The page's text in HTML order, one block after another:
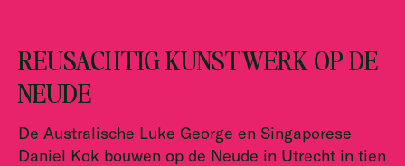
REUSACHTIG KUNSTWERK OP DE
NEUDE
De Australische Luke George en Singaporese
Daniel Kok bouwen op de Neude in Utrecht in tien